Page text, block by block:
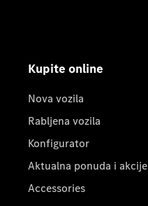
Kupite online
Nova vozila
Rabljena vozila
Konfigurator
Aktualna ponuda i akcije
Accessories